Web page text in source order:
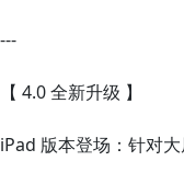
---
【 4.0 全新升级 】
iPad 版本登场：针对